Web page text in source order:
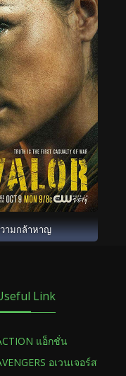
ามกล้าหาญ
Link
แอ็กชั่น
อเวนเจอร์ส